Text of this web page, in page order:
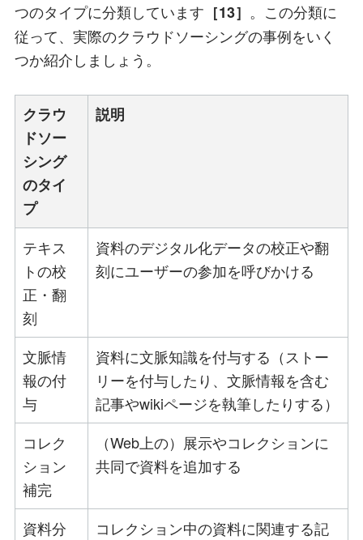
つのタイプに分類しています ［13］ 。この分類に
従って、実際のクラウドソーシングの事例をいく
つか紹介しましょう。
クラウ
ドソー
シング
のタイ
プ
説明
テキス
トの校
正・翻
刻
資料のデジタル化データの校正や翻
刻にユーザーの参加を呼びかける
文脈情
報の付
与
資料に文脈知識を付与する（ストー
リーを付与したり、文脈情報を含む
記事やwikiページを執筆したりする）
コレク
ション
補完
（Web上の）展示やコレクションに
共同で資料を追加する
資料分
コレクション中の資料に関連する記